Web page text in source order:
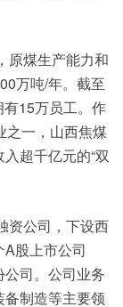
原煤生产能力和
万吨/年。截至
15万员工。作
之一，山西焦煤
超千亿元的“双
资公司，下设西
股上市公司
司。公司业务
制造等主要领